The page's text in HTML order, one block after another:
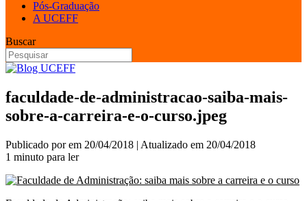
Pós-Graduação
A UCEFF
Buscar
faculdade-de-administracao-saiba-mais-
sobre-a-carreira-e-o-curso.jpeg
Publicado porem 20/04/2018 | Atualizado em 20/04/2018
1 minuto para ler